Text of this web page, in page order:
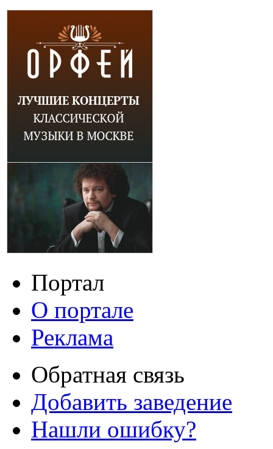
Портал
О портале
Реклама
Обратная связь
Добавить заведение
Нашли ошибку?